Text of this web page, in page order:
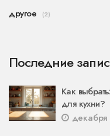
другое (2)
Последние
Как
для кухни?
декабря